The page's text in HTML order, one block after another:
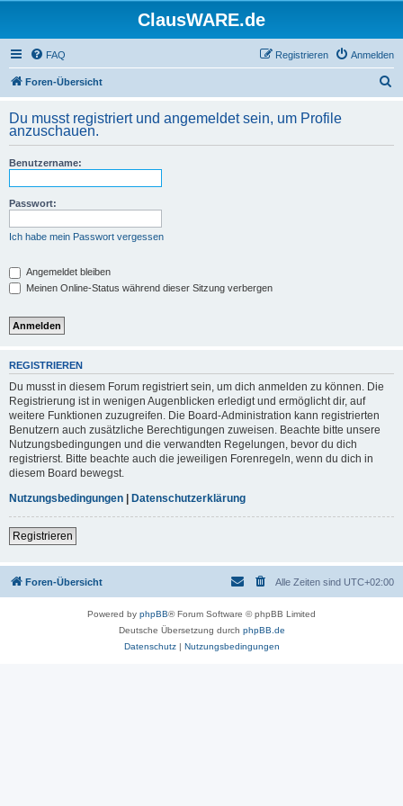
ClausWARE.de
FAQ Anmelden
Registrieren
Foren-Übersicht
h
Du musst registriert und angemeldet sein, um Profile
anzuschauen.
Benutzername:
Passwort:
Ich habe mein Passwort vergessen
Angemeldet bleiben
Meinen Online-Status während dieser Sitzung verbergen
REGISTRIEREN
Du musst in diesem Forum registriert sein, um dich anmelden zu können. Die
Registrierung ist in wenigen Augenblicken erledigt und ermöglicht dir, auf
weitere Funktionen zuzugreifen. Die Board-Administration kann registrierten
Benutzern auch zusätzliche Berechtigungen zuweisen. Beachte bitte unsere
Nutzungsbedingungen und die verwandten Regelungen, bevor du dich
registrierst. Bitte beachte auch die jeweiligen Forenregeln, wenn du dich in
diesem Board bewegst.
Nutzungsbedingungen | Datenschutzerklärung
Registrieren
Foren-Übersicht Alle Zeiten sind UTC+02:00
Powered by phpBB® Forum Software © phpBB Limited
Deutsche Übersetzung durch phpBB.de
Datenschutz| Nutzungsbedingungen